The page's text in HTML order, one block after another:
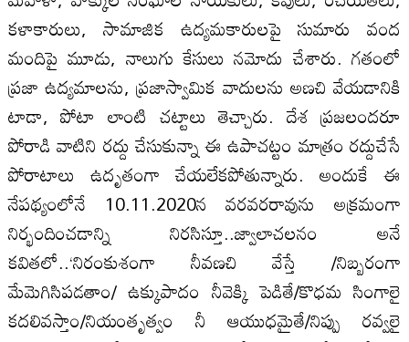
కళాకారులు, సామాజిక ఉద్యమకారులపై సుమారు వంద
మందిపై మూడు, నాలుగు కేసులు నమోదు చేశారు. గతంలో
ప్రజా ఉద్యమాలను, ప్రజాస్వామిక వాదులను అణచి వేయడానికి
టాడా, పోటా లాంటి చట్టాలు తెచ్చారు. దేశ ప్రజలందరూ
పోరాడి వాటిని రద్దు చేసుకున్నా ఈ ఉపాచట్టం మాత్రం రద్దుచేసే
పోరాటాలు ఉదృతంగా చేయలేకపోతున్నారు. అందుకే ఈ
నేపథ్యంలోనే 10.11.2020న వరవరరావును అక్రమంగా
నిర్భందించడాన్ని నిరసిస్తూ..జ్వాలాచలనం అనే
కవితలో..‘నిరంకుశంగా నీవణచి వేస్తే /నిబ్బరంగా
మేమెగిసిపడతాం/ ఉక్కుపాదం నీవెక్కి పెడితే/కొధమ సింగాలై
కదలివస్తాం/నియంతృత్వం నీ ఆయుధమైతే/నిప్పు రవ్వలై